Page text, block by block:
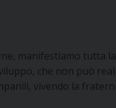
manifestiamo tutta
che non può
vivendo la